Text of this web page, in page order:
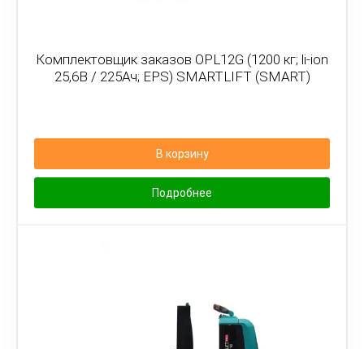
Комплектовщик заказов OPL12G (1200 кг; li-ion
25,6В / 225Ач; EPS) SMARTLIFT (SMART)
В корзину
Подробнее